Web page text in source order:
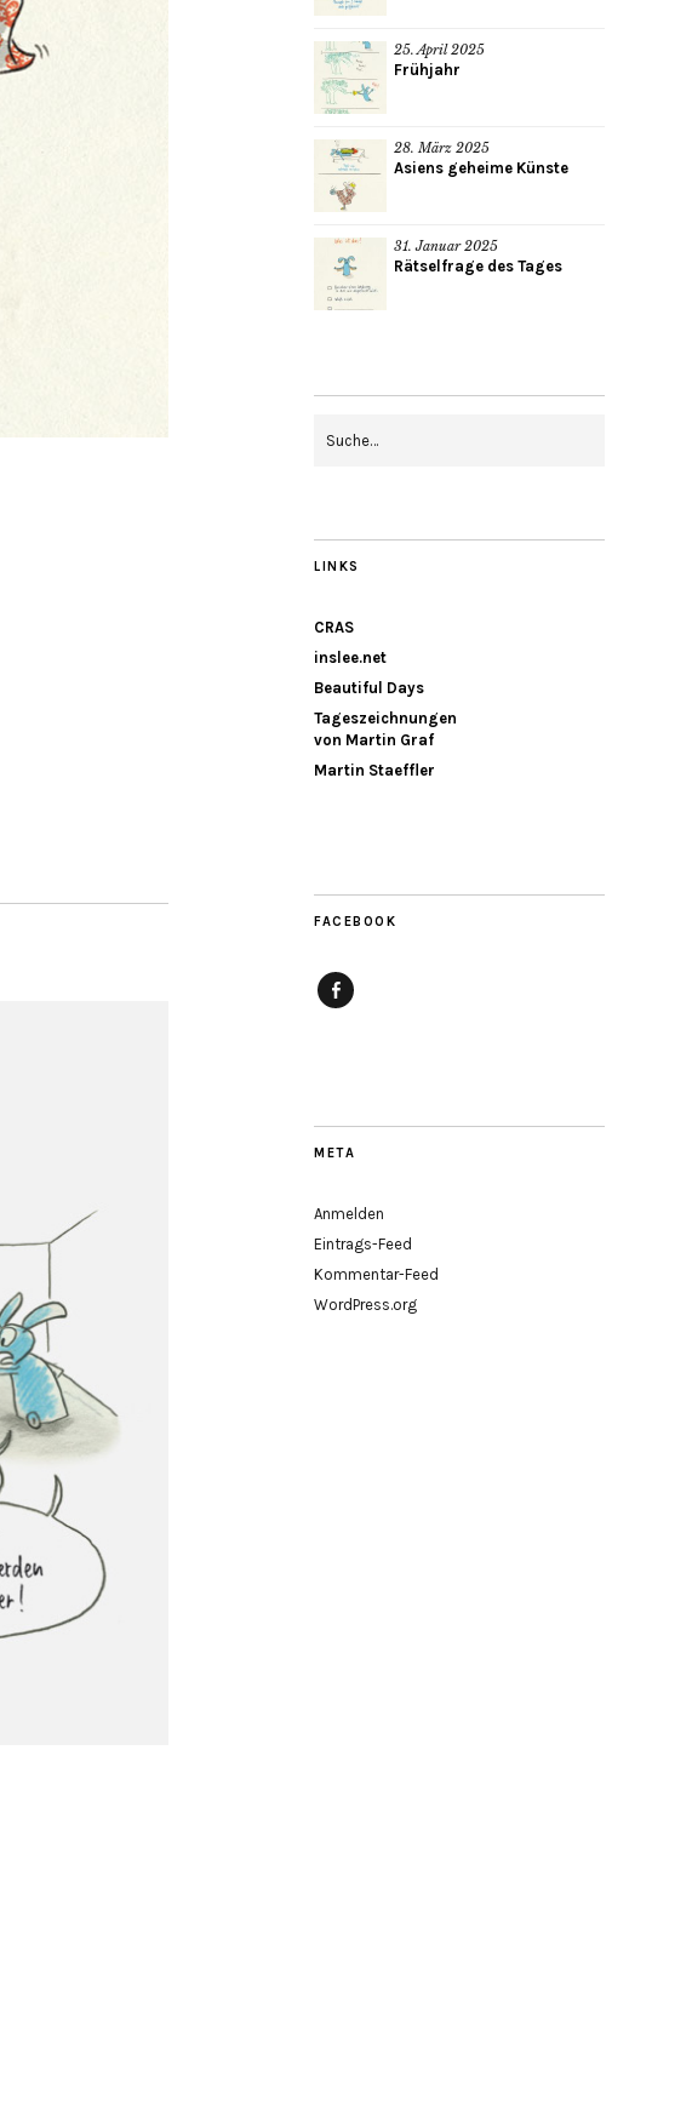
25. April 2025
Frühjahr
28. März 2025
Asiens geheime Künste
31. Januar 2025
Rätselfrage des Tages
LINKS
CRAS
inslee.net
Beautiful Days
Tageszeichnungen
von Martin Graf
Martin Staeffler
FACEBOOK
META
Anmelden
Eintrags-Feed
Kommentar-Feed
WordPress.org